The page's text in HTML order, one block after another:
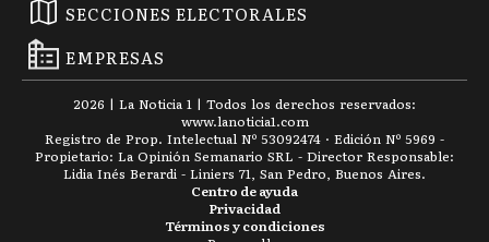
SECCIONES ELECTORALES
EMPRESAS
2026 | La Noticia 1 | Todos los derechos reservados:
www.lanoticia1.com
Registro de Prop. Intelectual Nº 53092474 · Edición Nº 5969 -
Propietario: La Opinión Semanario SRL - Director Responsable:
Lidia Inés Berardi - Liniers 71, San Pedro, Buenos Aires.
Términos y condiciones
Privacidad
Centro de ayuda